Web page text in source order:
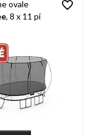
ovale
, 8 x 11 pi